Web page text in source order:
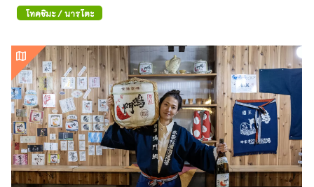
โทคุชิมะ / นารุโตะ